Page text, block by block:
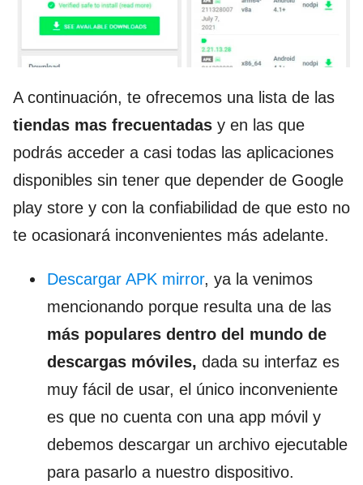
A continuación, te ofrecemos una lista de las
tiendas mas frecuentadas y en las que
podrás acceder a casi todas las aplicaciones
disponibles sin tener que depender de Google
play store y con la confiabilidad de que esto no
te ocasionará inconvenientes más adelante.
Descargar APK mirror, ya la venimos
mencionando porque resulta una de las
más populares dentro del mundo de
descargas móviles, dada su interfaz es
muy fácil de usar, el único inconveniente
es que no cuenta con una app móvil y
debemos descargar un archivo ejecutable
para pasarlo a nuestro dispositivo.